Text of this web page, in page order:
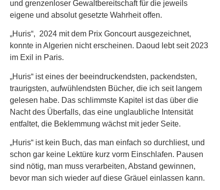
und grenzenloser Gewaltbereitschaft für die jeweils
eigene und absolut gesetzte Wahrheit offen.
„Huris“, 2024 mit dem Prix Goncourt ausgezeichnet,
konnte in Algerien nicht erscheinen. Daoud lebt seit 2023
im Exil in Paris.
„Huris“ ist eines der beeindruckendsten, packendsten,
traurigsten, aufwühlendsten Bücher, die ich seit langem
gelesen habe. Das schlimmste Kapitel ist das über die
Nacht des Überfalls, das eine unglaubliche Intensität
entfaltet, die Beklemmung wächst mit jeder Seite.
„Huris“ ist kein Buch, das man einfach so durchliest, und
schon gar keine Lektüre kurz vorm Einschlafen. Pausen
sind nötig, man muss verarbeiten, Abstand gewinnen,
bevor man sich wieder auf diese Gräuel einlassen kann.